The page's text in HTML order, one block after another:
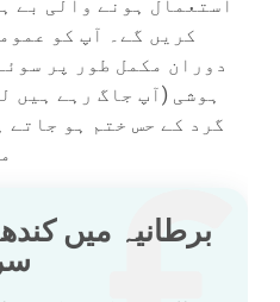
استعمال ہونے والی بے
کریں گے۔ آپ کو
دوران مکمل طور پر
ہوشی (آپ جاگ رہے ہیں
گرد کے حس ختم ہو جاتے
برطانیہ میں